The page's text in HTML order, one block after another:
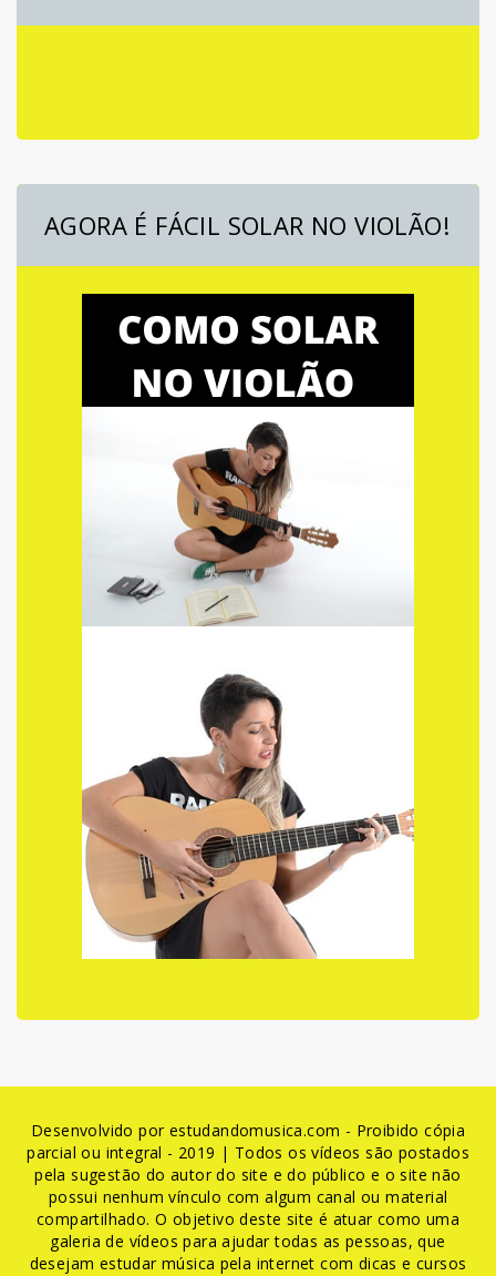
AGORA É FÁCIL SOLAR NO VIOLÃO!
Desenvolvido por estudandomusica.com - Proibido cópia
parcial ou integral - 2019 | Todos os vídeos são postados
pela sugestão do autor do site e do público e o site não
possui nenhum vínculo com algum canal ou material
compartilhado. O objetivo deste site é atuar como uma
galeria de vídeos para ajudar todas as pessoas, que
desejam estudar música pela internet com dicas e cursos